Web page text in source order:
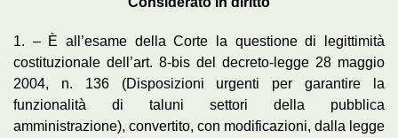
1. – È all’esame della Corte la questione di legittimità
costituzionale dell’art. 8-bis del decreto-legge 28 maggio
2004, n. 136 (Disposizioni urgenti per garantire la
funzionalità di taluni settori della pubblica
amministrazione), convertito, con modificazioni, dalla legge